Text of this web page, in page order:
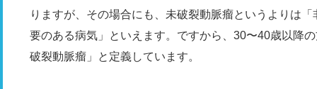
りますが、その場合にも、未破裂動脈瘤というよりは
要のある病気」といえます。ですから、30〜40歳以降
破裂動脈瘤」と定義しています。